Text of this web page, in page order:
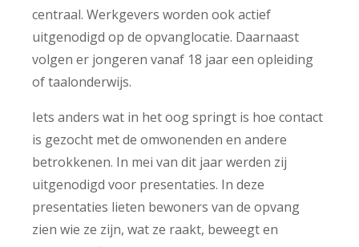
centraal. Werkgevers worden ook actief
uitgenodigd op de opvanglocatie. Daarnaast
volgen er jongeren vanaf 18 jaar een opleiding
of taalonderwijs.
Iets anders wat in het oog springt is hoe contact
is gezocht met de omwonenden en andere
betrokkenen. In mei van dit jaar werden zij
uitgenodigd voor presentaties. In deze
presentaties lieten bewoners van de opvang
zien wie ze zijn, wat ze raakt, beweegt en